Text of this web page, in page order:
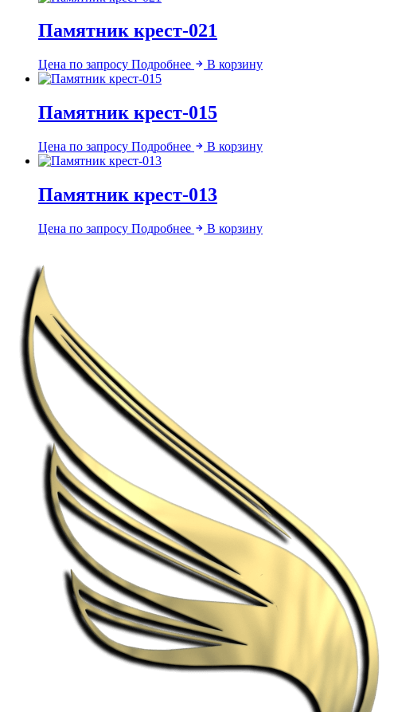
Памятник крест-021
Цена по запросу Подробнее В корзину
Памятник крест-015
Цена по запросу Подробнее В корзину
Памятник крест-013
Цена по запросу Подробнее В корзину